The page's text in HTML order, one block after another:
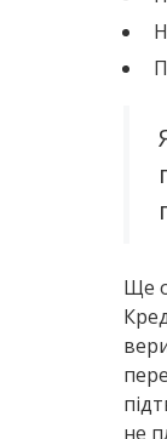
Ще
не